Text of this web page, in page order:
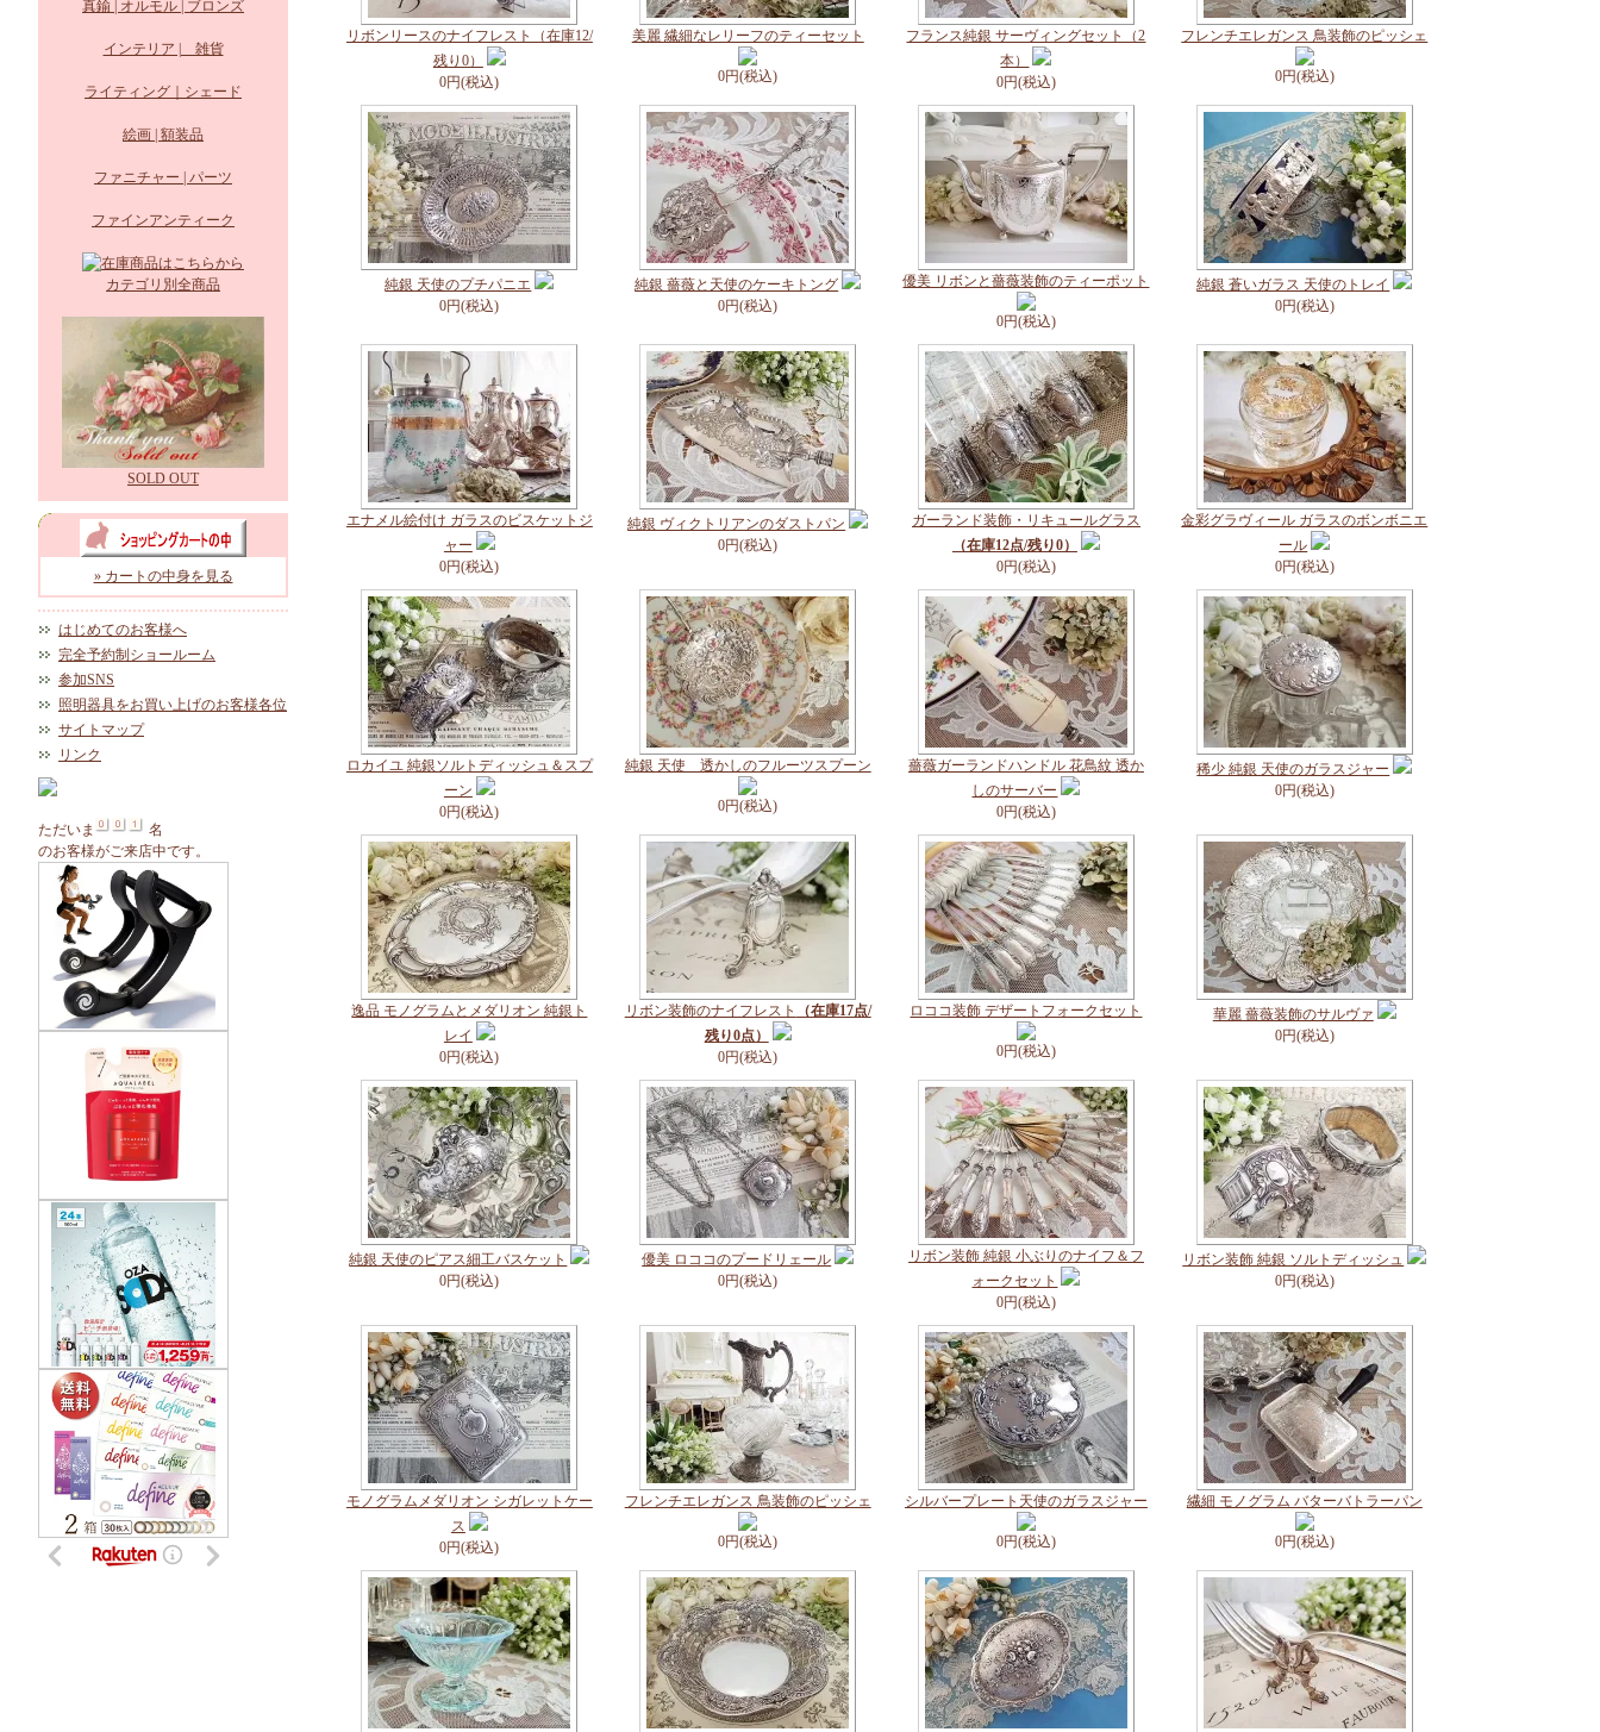
真鍮 | オルモル | ブロンズ
インテリア | 雑貨
ライティング｜シェード
絵画 | 額装品
ファニチャー | パーツ
ファインアンティーク
カテゴリ別全商品
SOLD OUT
» カートの中身を見る
はじめてのお客様へ
完全予約制ショールーム
参加SNS
照明器具をお買い上げのお客様各位
サイトマップ
リンク
ただいま
名
のお客様がご来店中です。
リボンリースのナイフレスト（在庫12/
残り0）
0円(税込)
美麗 繊細なレリーフのティーセット
0円(税込)
フランス純銀 サーヴィングセット（2
本）
0円(税込)
フレンチエレガンス 鳥装飾のピッシェ
0円(税込)
純銀 天使のプチパニエ
0円(税込)
純銀 薔薇と天使のケーキトング
0円(税込)
優美 リボンと薔薇装飾のティーポット
0円(税込)
純銀 蒼いガラス 天使のトレイ
0円(税込)
エナメル絵付け ガラスのビスケットジ
ャー
0円(税込)
純銀 ヴィクトリアンのダストパン
0円(税込)
ガーランド装飾・リキュールグラス
（在庫12点/残り0）
0円(税込)
金彩グラヴィール ガラスのボンボニエ
ール
0円(税込)
ロカイユ 純銀ソルトディッシュ＆スプ
ーン
0円(税込)
純銀 天使 透かしのフルーツスプーン
0円(税込)
薔薇ガーランドハンドル 花鳥紋 透か
しのサーバー
0円(税込)
稀少 純銀 天使のガラスジャー
0円(税込)
逸品 モノグラムとメダリオン 純銀ト
レイ
0円(税込)
リボン装飾のナイフレスト
（在庫17点/
残り0点）
0円(税込)
ロココ装飾 デザートフォークセット
0円(税込)
華麗 薔薇装飾のサルヴァ
0円(税込)
純銀 天使のピアス細工バスケット
0円(税込)
優美 ロココのプードリェール
0円(税込)
リボン装飾 純銀 小ぶりのナイフ＆フ
ォークセット
0円(税込)
リボン装飾 純銀 ソルトディッシュ
0円(税込)
モノグラムメダリオン シガレットケー
ス
0円(税込)
フレンチエレガンス 鳥装飾のピッシェ
0円(税込)
シルバープレート天使のガラスジャー
0円(税込)
繊細 モノグラム バターバトラーパン
0円(税込)